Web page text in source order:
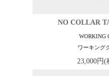
NO COLLAR
WORKING
ワーキング
23,000円(